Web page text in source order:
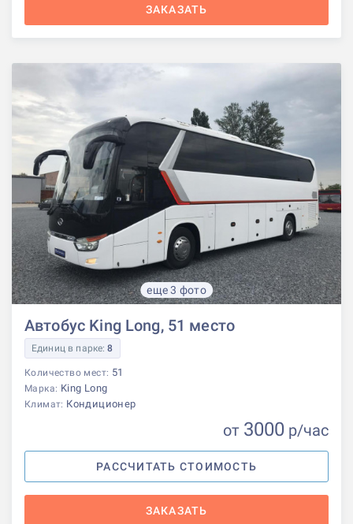
ЗАКАЗАТЬ
еще 3 фото
Автобус King Long, 51 место
Единиц в парке:8
Количество мест: 51
Марка: King Long
Климат: Кондиционер
от 3000 р/час
РАССЧИТАТЬ СТОИМОСТЬ
ЗАКАЗАТЬ